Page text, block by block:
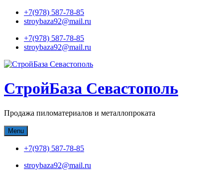
Skip
+7(978) 587-78-85
stroybaza92@mail.ru
+7(978) 587-78-85
stroybaza92@mail.ru
СтройБаза Севастополь
Продажа пиломатериалов и металлопроката
Menu
+7(978) 587-78-85
stroybaza92@mail.ru